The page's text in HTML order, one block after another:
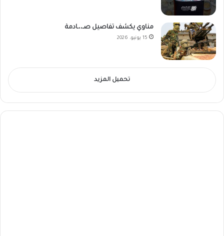
مناوي يكشف تفاصيل صـ،،ـادمة
15 يونيو، 2026
تحميل المزيد